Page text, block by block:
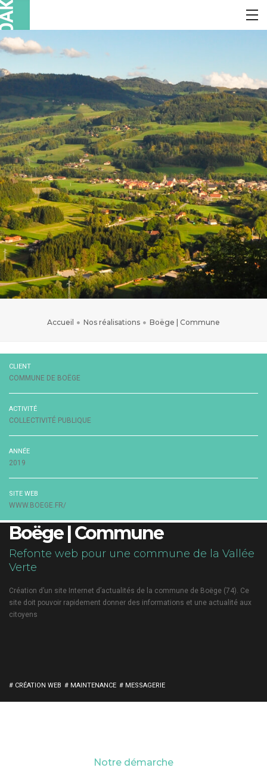
Accueil Nos réalisations Boëge | Commune
CLIENT
COMMUNE DE BOËGE
ACTIVITÉ
COLLECTIVITÉ PUBLIQUE
ANNÉE
2019
SITE WEB
WWW.BOEGE.FR/
Boëge | Commune
Refonte web pour une commune de la Vallée
Verte
Création d’un site Internet d’actualités de la commune de Boëge (74). Ce
site doit pouvoir rapidement donner des informations et une actualité aux
citoyens
# CRÉATION WEB # MAINTENANCE # MESSAGERIE
Notre démarche